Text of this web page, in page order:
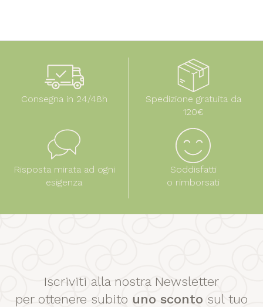
Consegna in 24/48h
Spedizione gratuita da
120€
Risposta mirata ad ogni
esigenza
Soddisfatti
o rimborsati
Iscriviti alla nostra Newsletter
per ottenere subito uno sconto sul tuo